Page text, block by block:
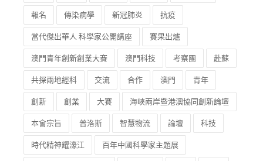
報名 傳染病學 新冠肺炎 抗疫
當代傑出華人 科學家公開講座 賽果出爐
澳門青年創新創業大賽 澳門科技 考察團 赴蘇
共探兩地經科 交流 合作 澳門 青年
創新 創業 大賽 海峽兩岸暨港澳協同創新論壇
本會宗旨 普洛斯 智慧物流 論壇 科技
時代精神耀濠江 百年中國科學家主題展